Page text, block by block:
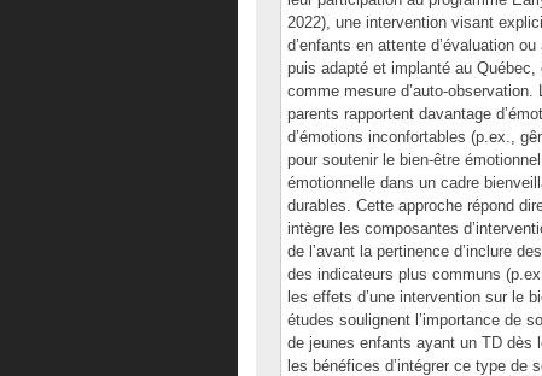
2022), une intervention visant
d’enfants en attente d’évaluation
puis adapté et implanté au
comme mesure d’auto-
parents rapportent davantage
d’émotions inconfortables (p.ex.,
pour soutenir le bien-être
émotionnelle dans un cadre
durables. Cette approche répond
intègre les composantes
de l’avant la pertinence d’inclure
des indicateurs plus communs
les effets d’une intervention sur le
études soulignent l’importance de
de jeunes enfants ayant un TD dès
les bénéfices d’intégrer ce type de